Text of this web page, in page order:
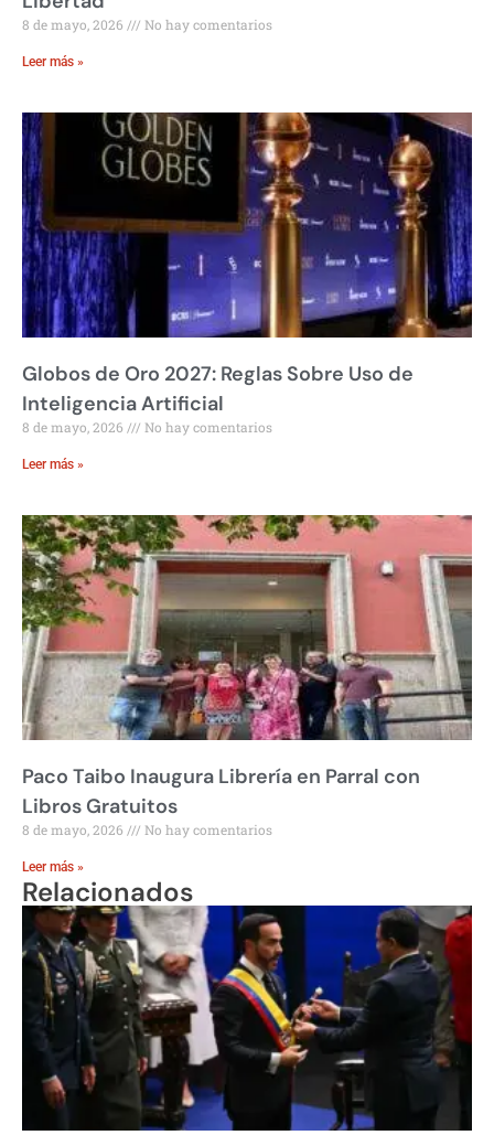
8 de mayo, 2026 No hay comentarios
Leer más »
Globos de Oro 2027: Reglas Sobre Uso de
Inteligencia Artificial
8 de mayo, 2026 No hay comentarios
Leer más »
Paco Taibo Inaugura Librería en Parral con
Libros Gratuitos
8 de mayo, 2026 No hay comentarios
Leer más »
Relacionados